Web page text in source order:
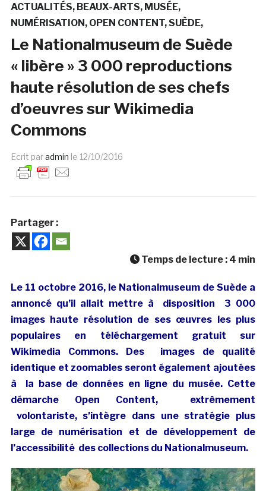
ACTUALITÉS BEAUX-ARTS MUSÉE
NUMÉRISATION OPEN CONTENT SUÈDE
Le Nationalmuseum de Suède
« libère » 3 000 reproductions
haute résolution de ses chefs
d’oeuvres sur Wikimedia
Commons
Ecrit paradmin le 12/10/2016
Partager :
Temps de lecture : 4 min
Le 11 octobre 2016, le Nationalmuseum de Suède a
annoncé qu’il allait mettre à disposition 3 000
images haute résolution de ses œuvres les plus
populaires en téléchargement gratuit sur
Wikimedia Commons. Des images de qualité
identique et zoomables seront également ajoutées
à la base de données en ligne du musée. Cette
démarche Open Content, extrêmement
volontariste, s’intègre dans une stratégie plus
large de numérisation et de développement de
l’accessibilité des collections du Nationalmuseum.